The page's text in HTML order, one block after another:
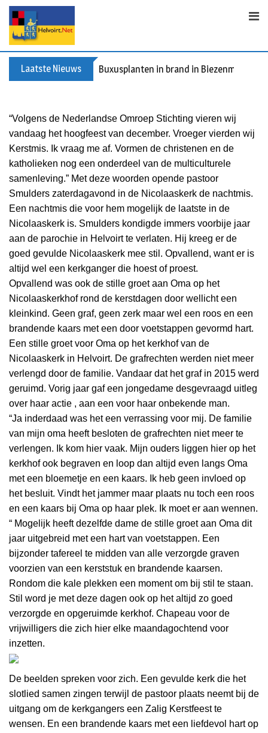
Skip
content
Laatste Nieuws Buxusplanten in brand in Biezenmortel,
“Volgens de Nederlandse Omroep Stichting vieren wij
vandaag het hoogfeest van december. Vroeger vierden wij
Kerstmis. Ik vraag me af. Vormen de christenen en de
katholieken nog een onderdeel van de multiculturele
samenleving.” Met deze woorden opende pastoor
Smulders zaterdagavond in de Nicolaaskerk de nachtmis.
Een nachtmis die voor hem mogelijk de laatste in de
Nicolaaskerk is. Smulders kondigde immers voorbije jaar
aan de parochie in Helvoirt te verlaten. Hij kreeg er de
goed gevulde Nicolaaskerk mee stil. Opvallend, want er is
altijd wel een kerkganger die hoest of proest.
Opvallend was ook de stille groet aan Oma op het
Nicolaaskerkhof rond de kerstdagen door wellicht een
kleinkind. Geen graf, geen zerk maar wel een roos en een
brandende kaars met een door voetstappen gevormd hart.
Een stille groet voor Oma op het kerkhof van de
Nicolaaskerk in Helvoirt. De grafrechten werden niet meer
verlengd door de familie. Vandaar dat het graf in 2015 werd
geruimd. Vorig jaar gaf een jongedame desgevraagd uitleg
over haar actie , aan een voor haar onbekende man.
“Ja inderdaad was het een verrassing voor mij. De familie
van mijn oma heeft besloten de grafrechten niet meer te
verlengen. Ik kom hier vaak. Mijn ouders liggen hier op het
kerkhof ook begraven en loop dan altijd even langs Oma
met een bloemetje en een kaars. Ik heb geen invloed op
het besluit. Vindt het jammer maar plaats nu toch een roos
en een kaars bij Oma op haar plek. Ik moet er aan wennen.
“ Mogelijk heeft dezelfde dame de stille groet aan Oma dit
jaar uitgebreid met een hart van voetstappen. Een
bijzonder tafereel te midden van alle verzorgde graven
voorzien van een kerststuk en brandende kaarsen.
Rondom die kale plekken een moment om bij stil te staan.
Stil word je met deze dagen ook op het altijd zo goed
verzorgde en opgeruimde kerkhof. Chapeau voor de
vrijwilligers die zich hier elke maandagochtend voor
inzetten.
De beelden spreken voor zich. Een gevulde kerk die het
slotlied samen zingen terwijl de pastoor plaats neemt bij de
uitgang om de kerkgangers een Zalig Kerstfeest te
wensen. En een brandende kaars met een liefdevol hart op